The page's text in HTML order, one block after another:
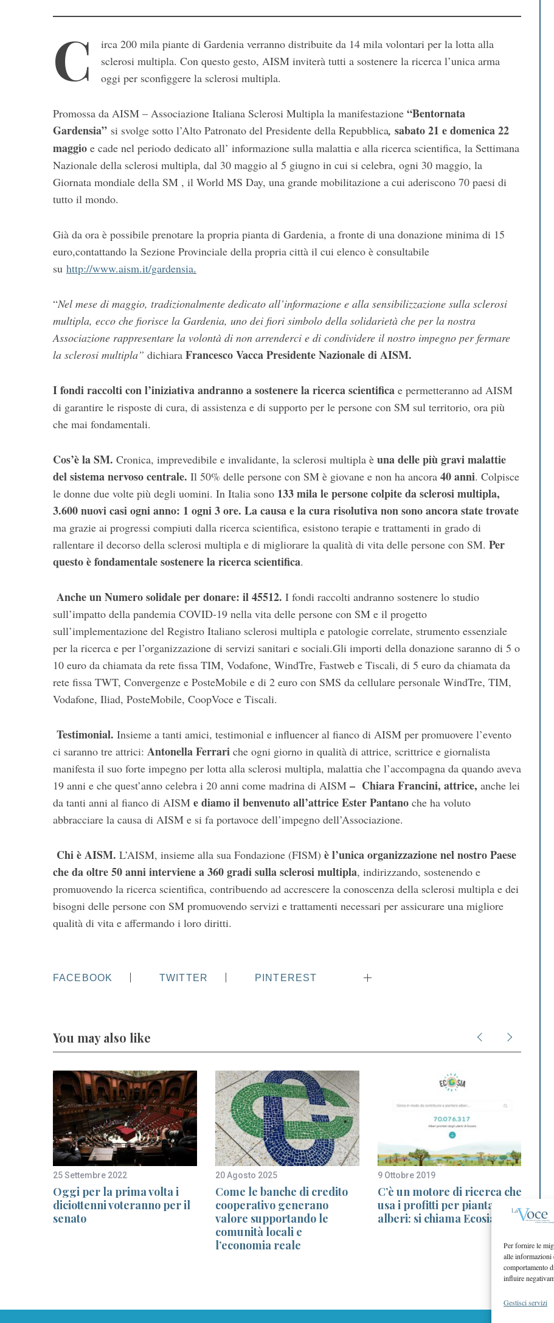
Per fornire le
alle informazioni
comportamento
influire
Gestisci servizi
C
irca 200 mila piante di Gardenia verranno distribuite da 14 mila volontari per la lotta alla
sclerosi multipla. Con questo gesto, AISM inviterà tutti a sostenere la ricerca l’unica arma
oggi per sconfiggere la sclerosi multipla.
Promossa da AISM – Associazione Italiana Sclerosi Multipla la manifestazione “Bentornata
Gardensia” si svolge sotto l’Alto Patronato del Presidente della Repubblica, sabato 21 e domenica 22
maggio e cade nel periodo dedicato all’ informazione sulla malattia e alla ricerca scientifica, la Settimana
Nazionale della sclerosi multipla, dal 30 maggio al 5 giugno in cui si celebra, ogni 30 maggio, la
Giornata mondiale della SM , il World MS Day, una grande mobilitazione a cui aderiscono 70 paesi di
tutto il mondo.
Già da ora è possibile prenotare la propria pianta di Gardenia, a fronte di una donazione minima di 15
euro,contattando la Sezione Provinciale della propria città il cui elenco è consultabile
su http://www.aism.it/gardensia.
“Nel mese di maggio, tradizionalmente dedicato all’informazione e alla sensibilizzazione sulla sclerosi
multipla, ecco che fiorisce la Gardenia, uno dei fiori simbolo della solidarietà che per la nostra
Associazione rappresentare la volontà di non arrenderci e di condividere il nostro impegno per fermare
la sclerosi multipla” dichiara Francesco Vacca Presidente Nazionale di AISM.
I fondi raccolti con l’iniziativa andranno a sostenere la ricerca scientifica e permetteranno ad AISM
di garantire le risposte di cura, di assistenza e di supporto per le persone con SM sul territorio, ora più
che mai fondamentali.
Cos’è la SM. Cronica, imprevedibile e invalidante, la sclerosi multipla è una delle più gravi malattie
del sistema nervoso centrale. Il 50% delle persone con SM è giovane e non ha ancora 40 anni. Colpisce
le donne due volte più degli uomini. In Italia sono 133 mila le persone colpite da sclerosi multipla,
3.600 nuovi casi ogni anno: 1 ogni 3 ore. La causa e la cura risolutiva non sono ancora state trovate
ma grazie ai progressi compiuti dalla ricerca scientifica, esistono terapie e trattamenti in grado di
rallentare il decorso della sclerosi multipla e di migliorare la qualità di vita delle persone con SM. Per
questo è fondamentale sostenere la ricerca scientifica.
Anche un Numero solidale per donare: il 45512. I fondi raccolti andranno sostenere lo studio
sull’impatto della pandemia COVID-19 nella vita delle persone con SM e il progetto
sull’implementazione del Registro Italiano sclerosi multipla e patologie correlate, strumento essenziale
per la ricerca e per l’organizzazione di servizi sanitari e sociali.Gli importi della donazione saranno di 5 o
10 euro da chiamata da rete fissa TIM, Vodafone, WindTre, Fastweb e Tiscali, di 5 euro da chiamata da
rete fissa TWT, Convergenze e PosteMobile e di 2 euro con SMS da cellulare personale WindTre, TIM,
Vodafone, Iliad, PosteMobile, CoopVoce e Tiscali.
Testimonial. Insieme a tanti amici, testimonial e influencer al fianco di AISM per promuovere l’evento
ci saranno tre attrici: Antonella Ferrari che ogni giorno in qualità di attrice, scrittrice e giornalista
manifesta il suo forte impegno per lotta alla sclerosi multipla, malattia che l’accompagna da quando aveva
19 anni e che quest’anno celebra i 20 anni come madrina di AISM – Chiara Francini, attrice, anche lei
da tanti anni al fianco di AISM e diamo il benvenuto all’attrice Ester Pantano che ha voluto
abbracciare la causa di AISM e si fa portavoce dell’impegno dell’Associazione.
Chi è AISM. L’AISM, insieme alla sua Fondazione (FISM) è l’unica organizzazione nel nostro Paese
che da oltre 50 anni interviene a 360 gradi sulla sclerosi multipla, indirizzando, sostenendo e
promuovendo la ricerca scientifica, contribuendo ad accrescere la conoscenza della sclerosi multipla e dei
bisogni delle persone con SM promuovendo servizi e trattamenti necessari per assicurare una migliore
qualità di vita e affermando i loro diritti.
FACEBOOK TWITTER PINTEREST
You may also like
25 Settembre 2022
Oggi per la prima volta i
diciottenni voteranno per il
senato
20 Agosto 2025
Come le banche di credito
cooperativo generano
valore supportando le
comunità locali e
l’economia reale
9 Ottobre 2019
C’è un motore di ricerca che
usa i profitti per piantare
alberi: si chiama Ecosia
a
r
c
o